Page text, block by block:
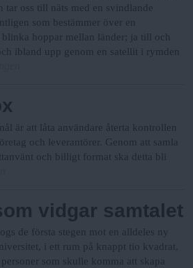
tar oss till näts med en svindlande
som bestämmer över en
blinka hoppar mellan länder; ja till och
ibland upp genom en satellit i rymden
är att låta användare återta kontrollen
och leverantörer. Genom att samla
och billigt format ska detta bli
vidgar samtalet
de första stegen mot en alldeles ny
i ett rum på knappt tio kvadrat,
som skulle komma att skapa